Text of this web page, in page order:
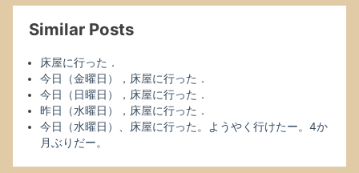
Similar Posts
床屋に行った．
今日（金曜日），床屋に行った．
今日（日曜日），床屋に行った．
昨日（水曜日），床屋に行った．
今日（水曜日）、床屋に行った。ようやく行けたー。4か
月ぶりだー。